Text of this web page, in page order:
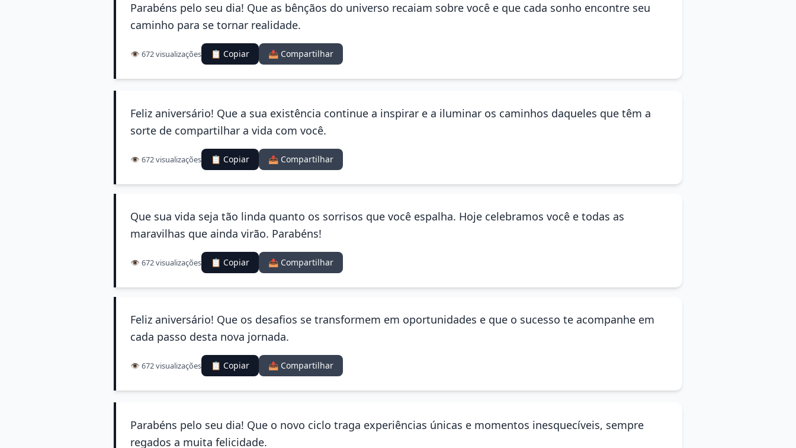
Parabéns pelo seu dia! Que as bênçãos do universo recaiam sobre você e que cada sonho encontre seu
caminho para se tornar realidade.
👁️ 672 visualizações 📋 Copiar 📤 Compartilhar
Feliz aniversário! Que a sua existência continue a inspirar e a iluminar os caminhos daqueles que têm a
sorte de compartilhar a vida com você.
👁️ 672 visualizações 📋 Copiar 📤 Compartilhar
Que sua vida seja tão linda quanto os sorrisos que você espalha. Hoje celebramos você e todas as
maravilhas que ainda virão. Parabéns!
👁️ 672 visualizações 📋 Copiar 📤 Compartilhar
Feliz aniversário! Que os desafios se transformem em oportunidades e que o sucesso te acompanhe em
cada passo desta nova jornada.
👁️ 672 visualizações 📋 Copiar 📤 Compartilhar
Parabéns pelo seu dia! Que o novo ciclo traga experiências únicas e momentos inesquecíveis, sempre
regados a muita felicidade.